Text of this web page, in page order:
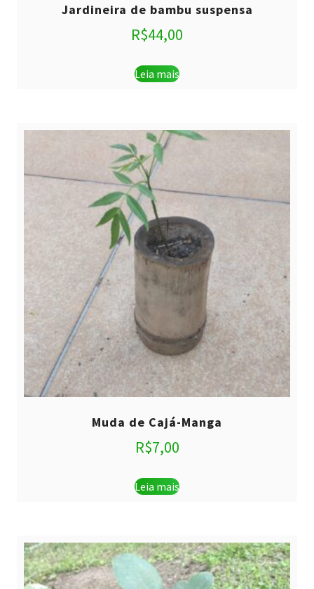
Jardineira de bambu suspensa
R$44,00
Leia mais
Muda de Cajá-Manga
R$7,00
Leia mais